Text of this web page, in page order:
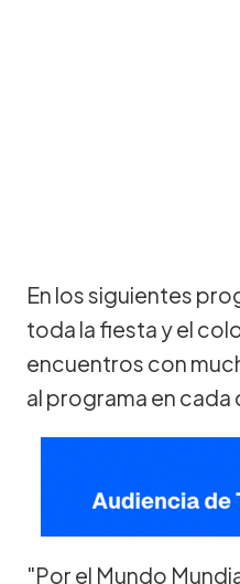
En los siguientes
toda la fiesta y el
encuentros con
al programa en cada
"Por el Mundo